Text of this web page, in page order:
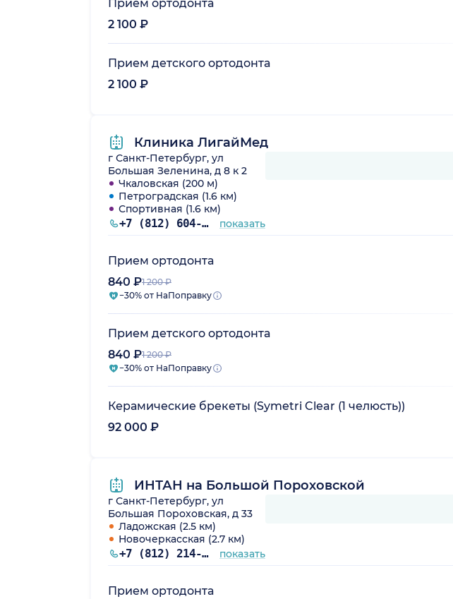
Прием ортодонта
2 100 ₽
Прием детского ортодонта
2 100 ₽
Клиника ЛигайМед
г Санкт-Петербург, ул
Большая Зеленина, д 8 к 2
Чкаловская (200 м)
Петроградская (1.6 км)
Спортивная (1.6 км)
+7 (812) 604-77-48 показать
Прием ортодонта
840 ₽1 200 ₽
−30% от НаПоправку
Прием детского ортодонта
840 ₽1 200 ₽
−30% от НаПоправку
Керамические брекеты (Symetri Clear (1 челюсть))
92 000 ₽
ИНТАН на Большой Пороховской
г Санкт-Петербург, ул
Большая Пороховская, д 33
Ладожская (2.5 км)
Новочеркасская (2.7 км)
+7 (812) 214-48-61 показать
Прием ортодонта